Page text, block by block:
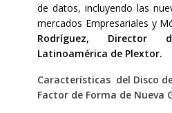
de datos, incluyendo las
mercados Empresariales y
Rodríguez, Director
Latinoamérica de Plextor.
Características del Disco
Factor de Forma de Nueva